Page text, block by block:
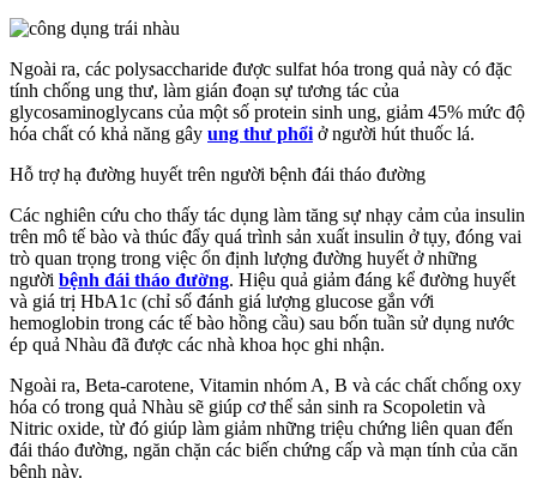
Ngoài ra, các polysaccharide được sulfat hóa trong quả này có đặc
tính chống ung thư, làm gián đoạn sự tương tác của
glycosaminoglycans của một số protein sinh ung, giảm 45% mức độ
hóa chất có khả năng gây ung thư phổi ở người hút thuốc lá.
Hỗ trợ hạ đường huyết trên người bệnh đái tháo đường
Các nghiên cứu cho thấy tác dụng làm tăng sự nhạy cảm của insulin
trên mô tế bào và thúc đẩy quá trình sản xuất insulin ở tụy, đóng vai
trò quan trọng trong việc ổn định lượng đường huyết ở những
người bệnh đái tháo đường. Hiệu quả giảm đáng kể đường huyết
và giá trị HbA1c (chỉ số đánh giá lượng glucose gắn với
hemoglobin trong các tế bào hồng cầu) sau bốn tuần sử dụng nước
ép quả Nhàu đã được các nhà khoa học ghi nhận.
Ngoài ra, Beta-carotene, Vitamin nhóm A, B và các chất chống oxy
hóa có trong quả Nhàu sẽ giúp cơ thể sản sinh ra Scopoletin và
Nitric oxide, từ đó giúp làm giảm những triệu chứng liên quan đến
đái tháo đường, ngăn chặn các biến chứng cấp và mạn tính của căn
bệnh này.